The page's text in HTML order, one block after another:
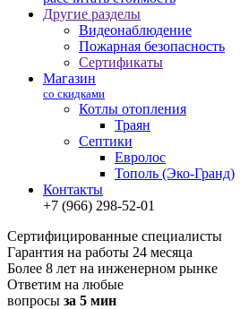
Другие разделы
Видеонаблюдение
Пожарная безопасность
Сертификаты
Магазин
со скидками
Котлы отопления
Траян
Септики
Евролос
Тополь (Эко-Гранд)
Контакты
+7 (966) 298-52-01
Сертифицированные специалисты
Гарантия на работы 24 месяца
Более 8 лет на инженерном рынке
Ответим на любые
вопросы за 5 мин